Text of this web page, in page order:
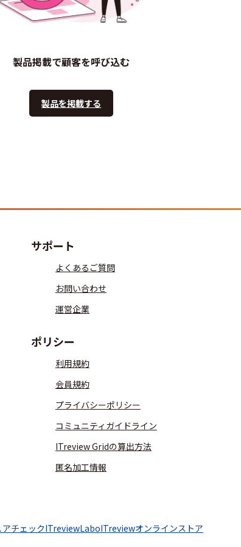
製品掲載で顧客を呼び込む
製品を掲載する
サポート
よくあるご質問
お問い合わせ
運営企業
ポリシー
利用規約
会員規約
プライバシーポリシー
コミュニティガイドライン
ITreview Gridの算出方法
匿名加工情報
チェックITreviewLaboITreviewオンラインストア